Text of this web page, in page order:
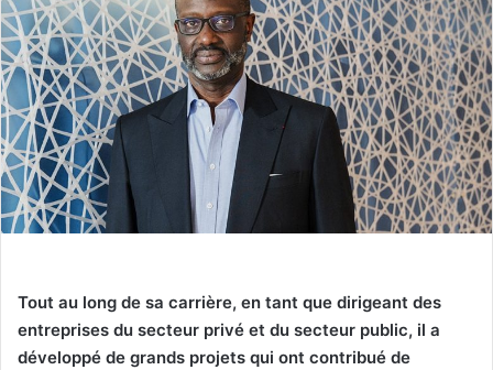
Tout au long de sa carrière, en tant que dirigeant des
entreprises du secteur privé et du secteur public, il a
développé de grands projets qui ont contribué de